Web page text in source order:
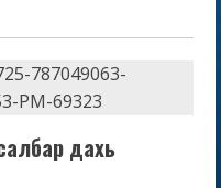
дахь